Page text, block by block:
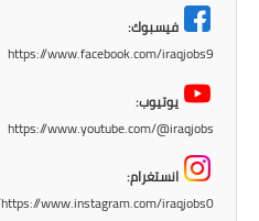
فيسبوك:
https://www.facebook.com/iraqjobs9
يوتيوب:
https://www.youtube.com/@iraqjobs
انستغرام:
https://www.instagram.com/iraqjobs0/